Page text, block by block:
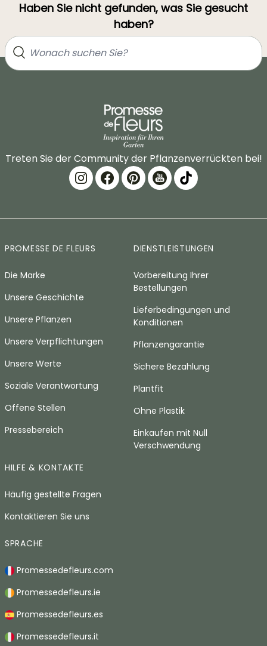
Haben Sie nicht gefunden, was Sie gesucht
haben?
Treten Sie der Community der Pflanzenverrückten bei!
PROMESSE DE FLEURS
Die Marke
Unsere Geschichte
Unsere Pflanzen
Unsere Verpflichtungen
Unsere Werte
Soziale Verantwortung
Offene Stellen
Pressebereich
DIENSTLEISTUNGEN
Vorbereitung Ihrer
Bestellungen
Lieferbedingungen und
Konditionen
Pflanzengarantie
Sichere Bezahlung
Plantfit
Ohne Plastik
Einkaufen mit Null
Verschwendung
HILFE & KONTAKTE
Häufig gestellte Fragen
Kontaktieren Sie uns
SPRACHE
Promessedefleurs.com
Promessedefleurs.ie
Promessedefleurs.es
Promessedefleurs.it